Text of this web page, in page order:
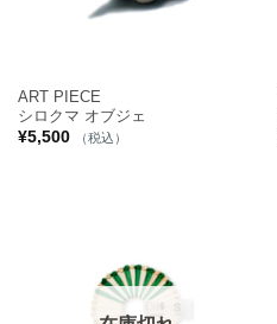
ART PIECE
シロクマ オブジェ
¥5,500 （税込）